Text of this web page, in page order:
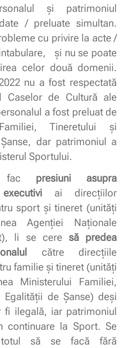
și patrimoniul
/ preluate simultan.
cu privire la acte /
și nu se poate
celor două domenii.
nu a fost respectată
Caselor de Cultură ale
a fost preluat de
Tineretului și
dar patrimoniul a
Sportului.
fac presiuni asupra
ai direcțiilor
sport și tineret (unități
Agenției Naționale
li se cere să predea
către direcțiile
familie și tineret (unități
Ministerului Familiei,
Egalității de Șanse) deși
fi ilegală, iar patrimoniul
continuare la Sport. Se
să se facă fără